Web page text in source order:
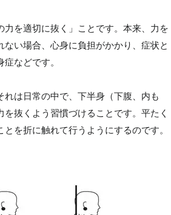
力を適切に抜く」ことです。本来、力を
い場合、心身に負担がかかり、症状と
などです。
れは日常の中で、下半身（下腹、内も
抜くよう習慣づけることです。平たく
を折に触れて行うようにするのです。